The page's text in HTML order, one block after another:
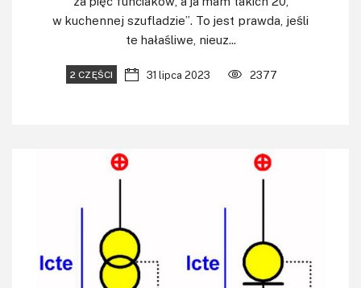
w kuchennej szufladzie”. To jest prawda, jeśli
te hałaśliwe, nieuz...
2 CZĘŚCI 31 lipca 2023 2377